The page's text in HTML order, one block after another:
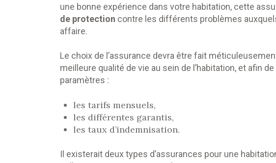
une bonne expérience dans votre habitation, cette
de protection contre les différents problèmes
affaire.
Le choix de l’assurance devra être fait
meilleure qualité de vie au sein de l’habitation, et afin
paramètres :
les tarifs mensuels,
les différentes garantis,
les taux d’indemnisation.
Il existerait deux types d’assurances pour une